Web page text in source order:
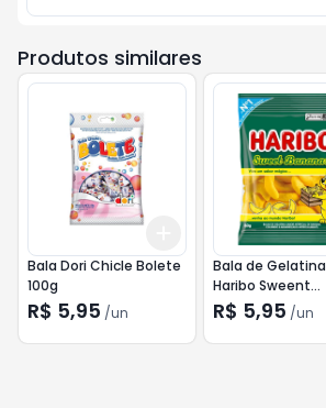
Produtos similares
5 +10
Bala Dori Chicle Bolete
100g
R$ 5,95 /un
Bala de Gelatina
Haribo Sweent
Bananas 80g
R$ 5,95 /un